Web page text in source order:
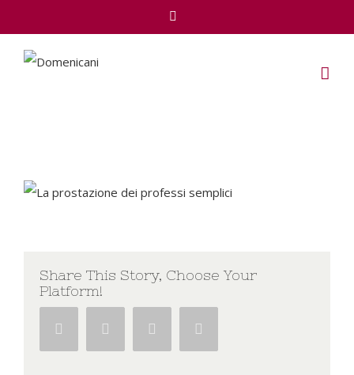
Share This Story, Choose Your
Platform!
Facebook Twitter Google+